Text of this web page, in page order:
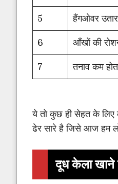
5 हैंगओवर
6 आँखों की
7 तनाव कम
ये तो कुछ ही सेहत के
ढेर सारे है जिसे आज हम
दूधकेला